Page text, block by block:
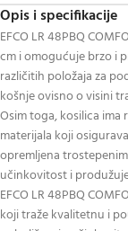
Opis i specifikacije
EFCO LR 48PBQ
cm i omogućuje brzo i
različitih položaja za
košnje ovisno o visini
Osim toga, kosilica
materijala koji
opremljena
učinkovitost i
EFCO LR 48PBQ
koji traže kvalitetnu i